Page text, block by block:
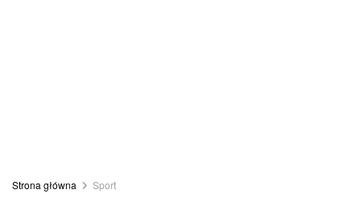
Strona główna Sport